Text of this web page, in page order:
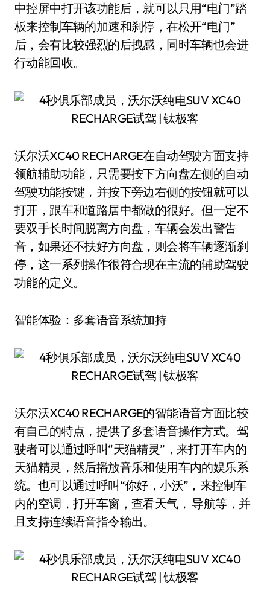
中控屏中打开该功能后，就可以只用“电门”踏
板来控制车辆的加速和刹停，在松开“电门”
后，会有比较强烈的后拽感，同时车辆也会进
行动能回收。
沃尔沃XC40 RECHARGE在自动驾驶方面支持
领航辅助功能，只需要按下方向盘左侧的自动
驾驶功能按键，并按下旁边右侧的按钮就可以
打开，跟车和道路居中都做的很好。但一定不
要双手长时间脱离方向盘，车辆会发出警告
音，如果还不扶好方向盘，则会将车辆逐渐刹
停，这一系列操作很符合现在主流的辅助驾驶
功能的定义。
智能体验：多套语音系统加持
沃尔沃XC40 RECHARGE的智能语音方面比较
有自己的特点，提供了多套语音操作方式。驾
驶者可以通过呼叫“天猫精灵”，来打开车内的
天猫精灵，然后播放音乐和使用车内的娱乐系
统。也可以通过呼叫“你好，小沃”，来控制车
内的空调，打开车窗，查看天气， 导航等，并
且支持连续语音指令输出。